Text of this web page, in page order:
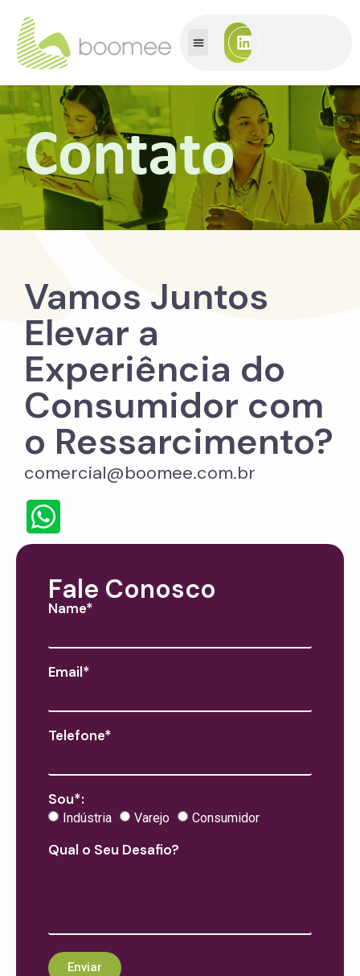
Contato
Vamos Juntos
Elevar a
Experiência do
Consumidor com
o Ressarcimento?
comercial@boomee.com.br
Fale Conosco
Name*
Email*
Telefone*
Sou*:
Indústria Varejo Consumidor
Qual o Seu Desafio?
Enviar